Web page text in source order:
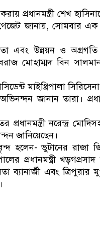
দুইজনকে গ্রেফতার
প্রধানমন্ত্রী শেখ
জানায়, সোমবার এক
এবং উন্নয়ন ও
মোহাম্মদ বিন সালমান
মাইথ্রিপালা সিরিসেনা
জানান তারা।
নরেন্দ্র
জানিয়েছেন।
হলেন- ভুটানের রাজা
প্রধানমন্ত্রী
ব্যানার্জী এবং ত্রিপুরার